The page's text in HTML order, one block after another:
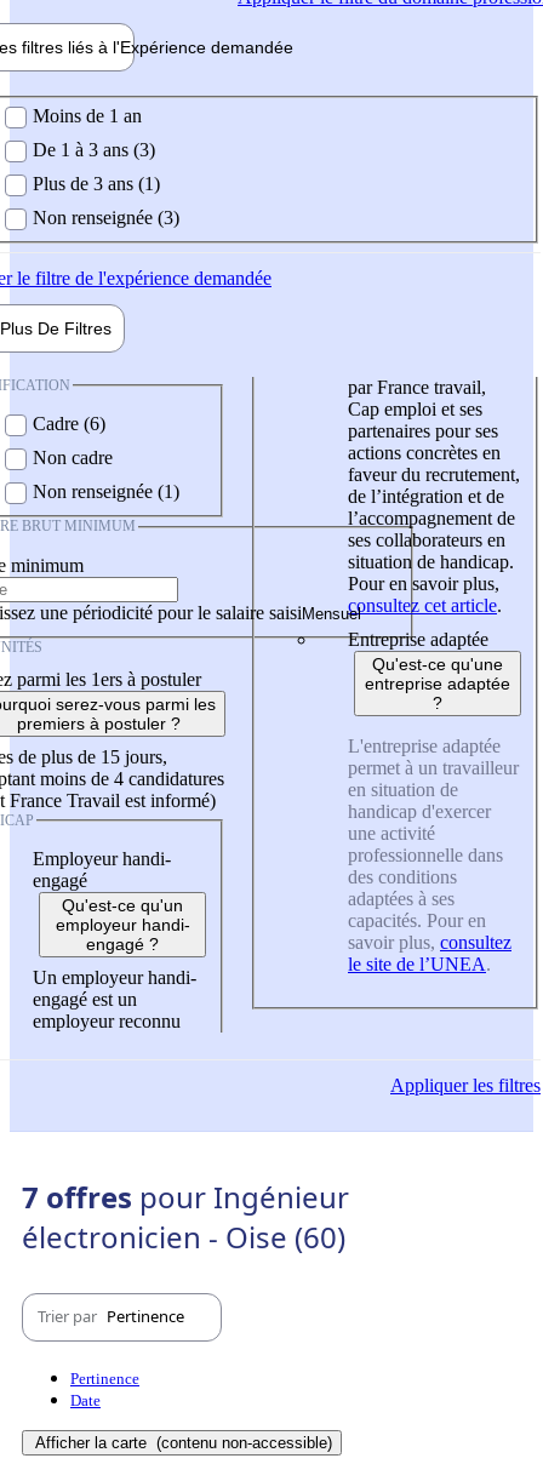
filtres liés à l'Expérience demandée
demandée
Moins de 1 an
De 1 à 3 ans (3)
Plus de 3 ans (1)
Non renseignée (3)
le filtre de l'expérience demandée
Plus De Filtres
Cadre (6)
Non cadre
Non renseignée (1)
BRUT MINIMUM
minimum
une périodicité pour le salaire saisi
parmi les 1ers à postuler
serez-vous parmi les
premiers à postuler ?
de plus de 15 jours,
moins de 4 candidatures
France Travail est informé)
Employeur handi-
engagé
Qu'est-ce qu'un
employeur handi-
engagé ?
Un employeur handi-
engagé est un
employeur reconnu
par France travail,
Cap emploi et ses
partenaires pour ses
actions concrètes en
faveur du recrutement,
de l’intégration et de
l’accompagnement de
ses collaborateurs en
situation de handicap.
Pour en savoir plus,
consultez cet article.
Entreprise adaptée
Qu'est-ce qu'une
entreprise adaptée
?
L'entreprise adaptée
permet à un travailleur
en situation de
handicap d'exercer
une activité
professionnelle dans
des conditions
adaptées à ses
capacités. Pour en
savoir plus, consultez
le site de l’UNEA.
Appliquerles filtres
7 offres pour Ingénieur
électronicien - Oise (60)
Trier par Pertinence
Pertinence
Date
Afficher la carte (contenu non-accessible)